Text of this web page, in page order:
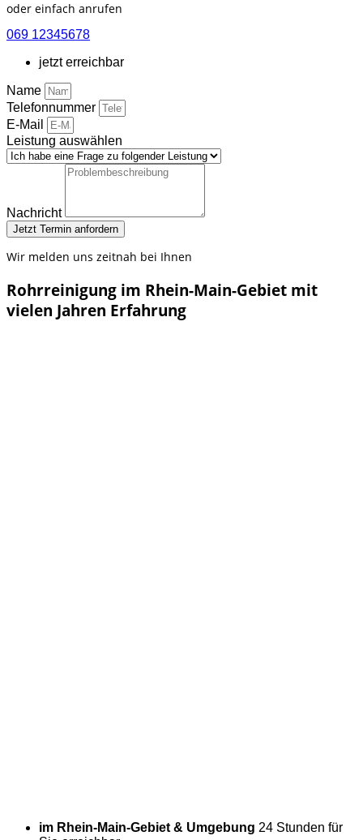
oder einfach anrufen
069 12345678
jetzt erreichbar
Name
Telefonnummer
E-Mail
Leistung auswählen
Nachricht
Jetzt Termin anfordern
Wir melden uns zeitnah bei Ihnen
Rohrreinigung im Rhein-Main-Gebiet mit
vielen Jahren Erfahrung
im Rhein-Main-Gebiet & Umgebung 24 Stunden für